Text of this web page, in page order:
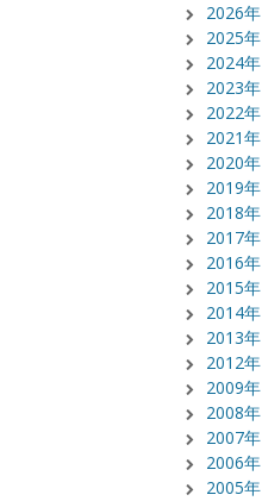
2026年
2025年
2024年
2023年
2022年
2021年
2020年
2019年
2018年
2017年
2016年
2015年
2014年
2013年
2012年
2009年
2008年
2007年
2006年
2005年